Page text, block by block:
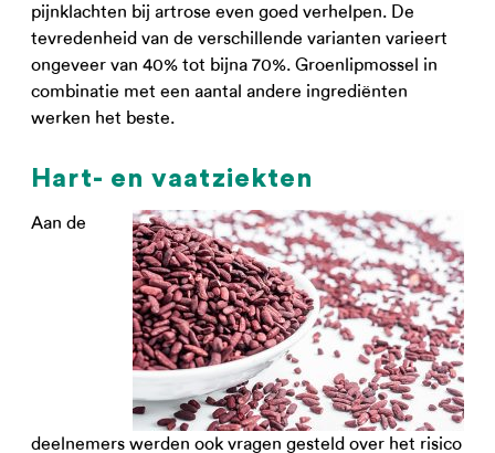
pijnklachten bij artrose even goed verhelpen. De
tevredenheid van de verschillende varianten varieert
ongeveer van 40% tot bijna 70%. Groenlipmossel in
combinatie met een aantal andere ingrediënten
werken het beste.
Hart- en vaatziekten
Aan de
deelnemers werden ook vragen gesteld over het risico